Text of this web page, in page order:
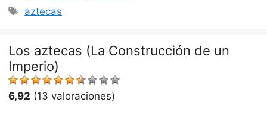
Etiquetas
aztecas
Los aztecas (La Construcción de un
Imperio)
6,92 (13 valoraciones)